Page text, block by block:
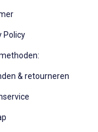
Policy
& retourneren